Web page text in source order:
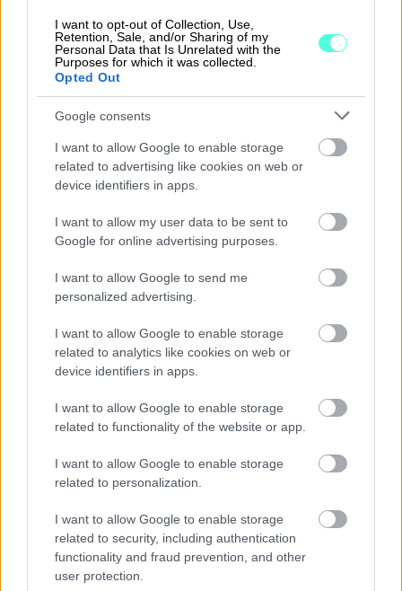
I want to opt-out of Collection, Use,
Retention, Sale, and/or Sharing of my
Personal Data that Is Unrelated with the
Purposes for which it was collected.
Opted Out
Google consents
I want to allow Google to enable storage
related to advertising like cookies on web or
device identifiers in apps.
I want to allow my user data to be sent to
Google for online advertising purposes.
I want to allow Google to send me
personalized advertising.
I want to allow Google to enable storage
related to analytics like cookies on web or
device identifiers in apps.
I want to allow Google to enable storage
related to functionality of the website or app.
I want to allow Google to enable storage
related to personalization.
I want to allow Google to enable storage
related to security, including authentication
functionality and fraud prevention, and other
user protection.
Harrastajien mobiilisovelluksella urheilullisen arjen
hallinta on helppoa: koko perheen kaikki
harrastustiedot löytyvät samasta paikasta.
Asiakaskokemuksia
Pohjois-Espoon Ponnessa kirjanpito-lisäpalvelu
otettiin heti julkaisun jälkeen käyttöön, mikä nähtiin
hallintotyön määrää on haluttu tietoisesti helpottaa.
työkalujen roolia ja arvoa: “Sähläys vähenee, kun
välineitä hyödynnetään ja käsin tekemisen määrä
kokemus urheiluseuran johtamisesta, joten
seuratoiminnan haasteet ovat tuttuja. myClubin
urheiluseuran jatkuvuutta voidaan vaalia.
– Kari Alho, Pohjois-Espoon Ponne.
Lue lisää:
https://www.myclub.fi/suositukset/vahemman-
Finago Procountor + myClub